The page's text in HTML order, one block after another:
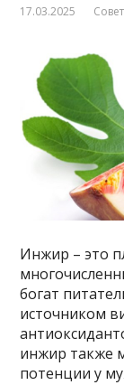
17.03.2025
Инжир – это
богат
источником
инжир также
потенции у